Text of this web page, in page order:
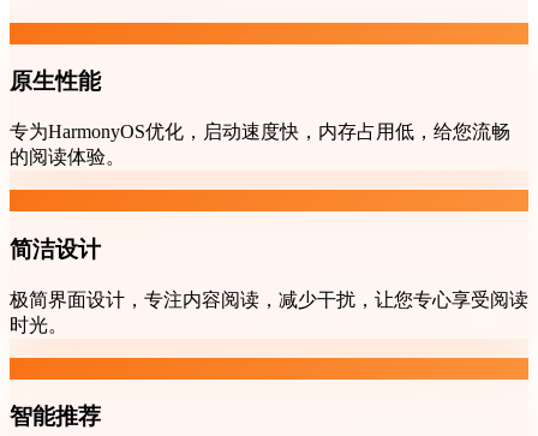
原生性能
专为HarmonyOS优化，启动速度快，内存占用低，给您流畅
的阅读体验。
简洁设计
极简界面设计，专注内容阅读，减少干扰，让您专心享受阅读
时光。
智能推荐